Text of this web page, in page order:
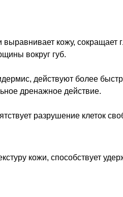
кожу, сокращает
вокруг губ.
действуют более
дренажное действие.
разрушение клеток
кожи, способствует